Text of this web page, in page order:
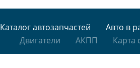
Каталог автозапчастей
Авто в
Двигатели
АКПП Карта